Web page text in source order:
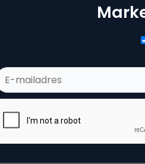
Tags nieuws